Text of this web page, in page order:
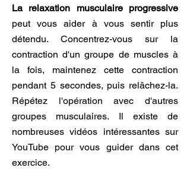
La relaxation musculaire progressive
peut vous aider à vous sentir plus
détendu. Concentrez-vous sur la
contraction d'un groupe de muscles à
la fois, maintenez cette contraction
pendant 5 secondes, puis relâchez-la.
Répétez l'opération avec d'autres
groupes musculaires. Il existe de
nombreuses vidéos intéressantes sur
YouTube pour vous guider dans cet
exercice.